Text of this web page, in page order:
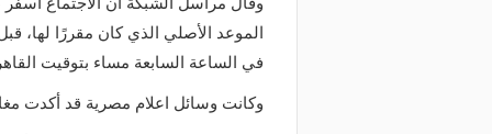
الموعد الأصلي الذي كان مقررًا لها،
في الساعة السابعة مساء بتوقيت
وكانت وسائل اعلام مصرية قد أكدت